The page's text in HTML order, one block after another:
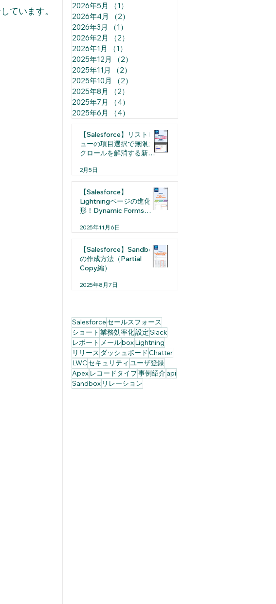
ています。
2026年5月
（1）
2026年4月
（2）
2026年3月
（1）
2026年2月
（2）
2026年1月
（1）
2025年12月
（2）
2025年11月
（2）
2025年10月
（2）
2025年8月
（2）
2025年7月
（4）
2025年6月
（4）
【Salesforce】リストビ
ューの項目選択で無限ス
クロールを解消する新機
2月5日
【Salesforce】
Lightningページの進化
形！Dynamic Formsと
2025年11月6日
【Salesforce】Sandbox
の作成方法（Partial
Copy編）
2025年8月7日
Salesforce セールスフォース
ショート 業務効率化設定Slack
レポート メールboxLightning
リリース ダッシュボード Chatter
LWC セキュリティ ユーザ登録
Apex レコードタイプ事例紹介api
Sandbox リレーション